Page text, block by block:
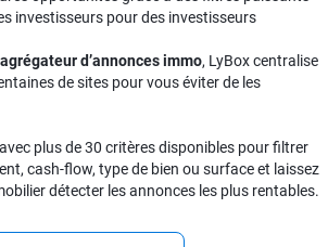
investisseurs pour des investisseurs
agrégateur d’annonces immo, LyBox centralise
de sites pour vous éviter de les
plus de 30 critères disponibles pour filtrer
cash-flow, type de bien ou surface et laissez
détecter les annonces les plus rentables.